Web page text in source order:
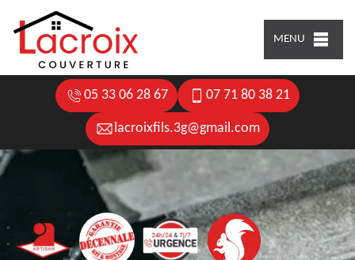
MENU
05 33 06 28 67 07 71 80 38 21
lacroixfils.3g@gmail.com